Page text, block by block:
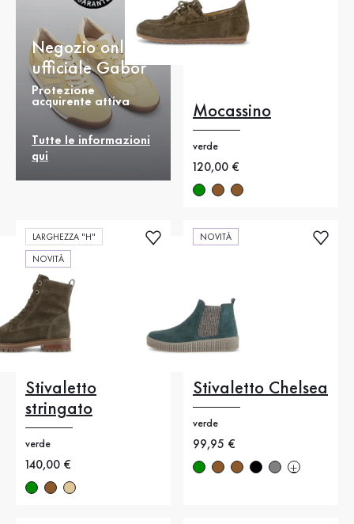
Negozio online
ufficiale Gabor
Protezione
acquirente attiva
Tutte le informazioni
qui
Mocassino
verde
Nuovo prezzo
120,00 €
LARGHEZZA "H"
NOVITÀ
Stivaletto
stringato
verde
Nuovo prezzo
140,00 €
NOVITÀ
Stivaletto Chelsea
verde
Nuovo prezzo
99,95 €